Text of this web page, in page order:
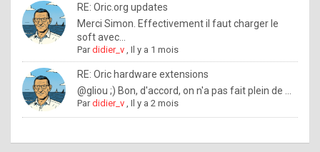
o
w
h
o
w
o
RE: Oric.org updates
Merci Simon. Effectivement il faut charger le
soft avec...
Pardidier_v ,Il y a 1 mois
RE: Oric hardware extensions
@gliou ;) Bon, d'accord, on n'a pas fait plein de ...
Pardidier_v ,Il y a 2 mois